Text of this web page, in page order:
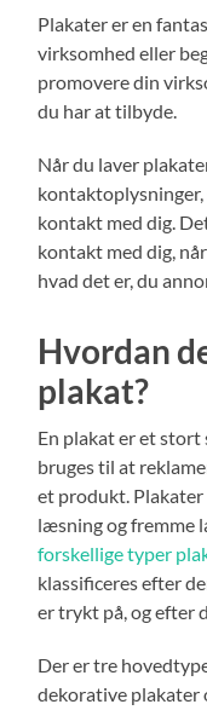
Plakater er en
virksomhed eller
promovere din
du har at tilbyde.
Når du laver
kontaktoplysninger,
kontakt med dig.
kontakt med dig,
hvad det er, du
Hvordan
plakat?
En plakat er et
bruges til at
et produkt. Plakater
læsning og fremme
forskellige typer
klassificeres efter
er trykt på, og efter
Der er tre
dekorative plakater